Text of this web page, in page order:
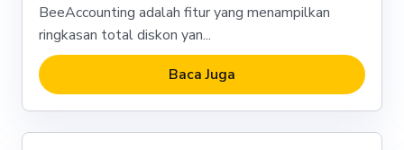
BeeAccounting adalah fitur yang menampilkan
ringkasan total diskon yan...
Baca Juga